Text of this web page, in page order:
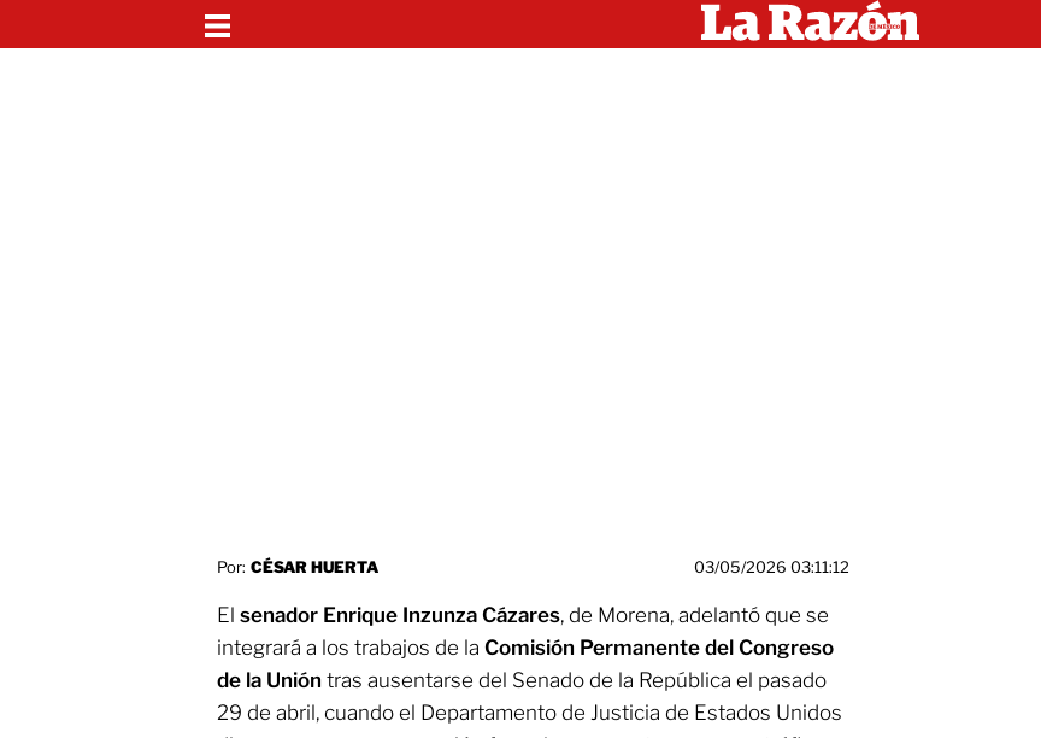
Por: CÉSAR HUERTA 03/05/2026 03:11:12
El senador Enrique Inzunza Cázares, de Morena, adelantó que se
integrará a los trabajos de la Comisión Permanente del Congreso
de la Unión tras ausentarse del Senado de la República el pasado
29 de abril, cuando el Departamento de Justicia de Estados Unidos